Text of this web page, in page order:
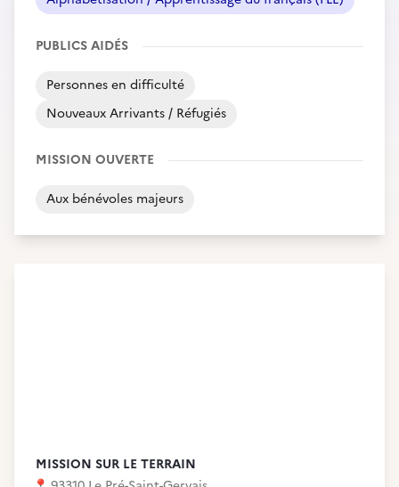
PUBLICS AIDÉS
Personnes en difficulté
Nouveaux Arrivants / Réfugiés
MISSION OUVERTE
Aux bénévoles majeurs
MISSION SUR LE TERRAIN